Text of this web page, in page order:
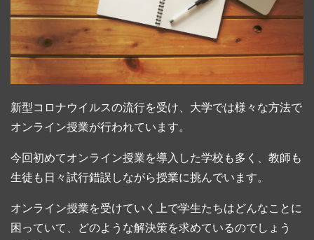
新型コロナウイルスの流行を受け、大学では様々な方法で
オンライン授業が行われています。
今回初めてオンライン授業を導入した学校も多く、教師も
生徒も日々試行錯誤しながら授業に挑んでいます。
オンライン授業を受けていく上で学生たちはどんなことに
困っていて、どのような解決策を求めているのでしょう